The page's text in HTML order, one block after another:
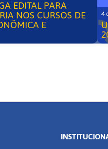
EDITAL PARA
NOS CURSOS DE
E
4